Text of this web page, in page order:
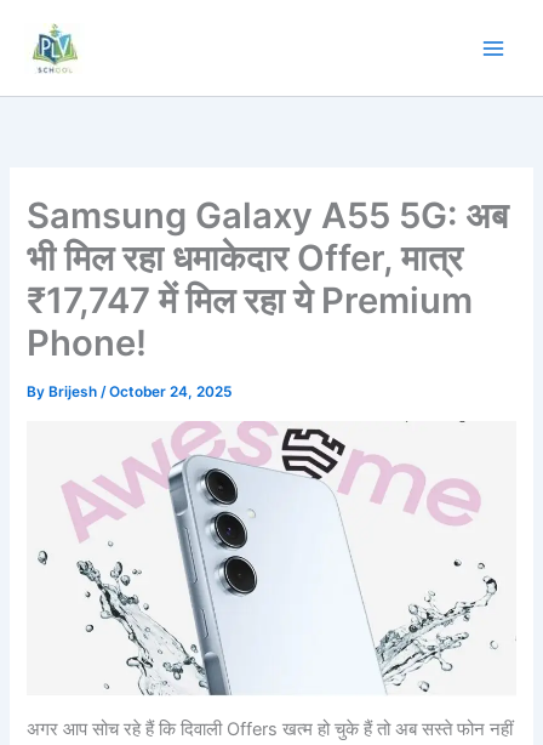
content
Samsung Galaxy A55 5G: अब
भी मिल रहा धमाकेदार Offer, मात्र
₹17,747 में मिल रहा ये Premium
Phone!
By Brijesh/October 24, 2025
अगर आप सोच रहे हैं कि दिवाली Offers खत्म हो चुके हैं तो अब सस्ते फोन नहीं